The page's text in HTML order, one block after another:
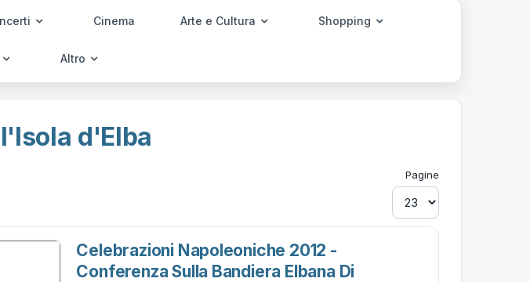
Cinema Arte e Cultura Shopping
Altro
d'Elba
Pagine
Celebrazioni Napoleoniche 2012 -
Conferenza Sulla Bandiera Elbana Di